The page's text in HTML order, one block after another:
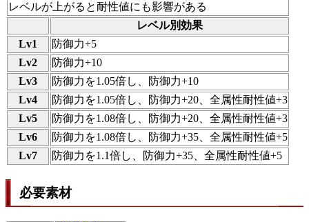
レベルが上がると耐性値にも影響がある
レベル別効果
Lv1
防御力+5
Lv2
防御力+10
Lv3
防御力を1.05倍し、防御力+10
Lv4
防御力を1.05倍し、防御力+20、全属性耐性値+3
Lv5
防御力を1.08倍し、防御力+20、全属性耐性値+3
Lv6
防御力を1.08倍し、防御力+35、全属性耐性値+5
Lv7
防御力を1.1倍し、防御力+35、全属性耐性値+5
必要素材